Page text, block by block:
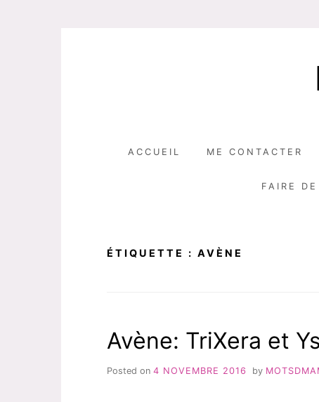
ACCUEIL ME CONTACTER
FAIRE
ÉTIQUETTE : AVÈNE
Avène: TriXera et
Posted on 4 NOVEMBRE 2016 by